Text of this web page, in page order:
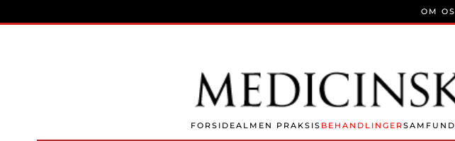
FORSIDEALMEN PRAKSIS BEHANDLINGERSAMFUND
OM OS